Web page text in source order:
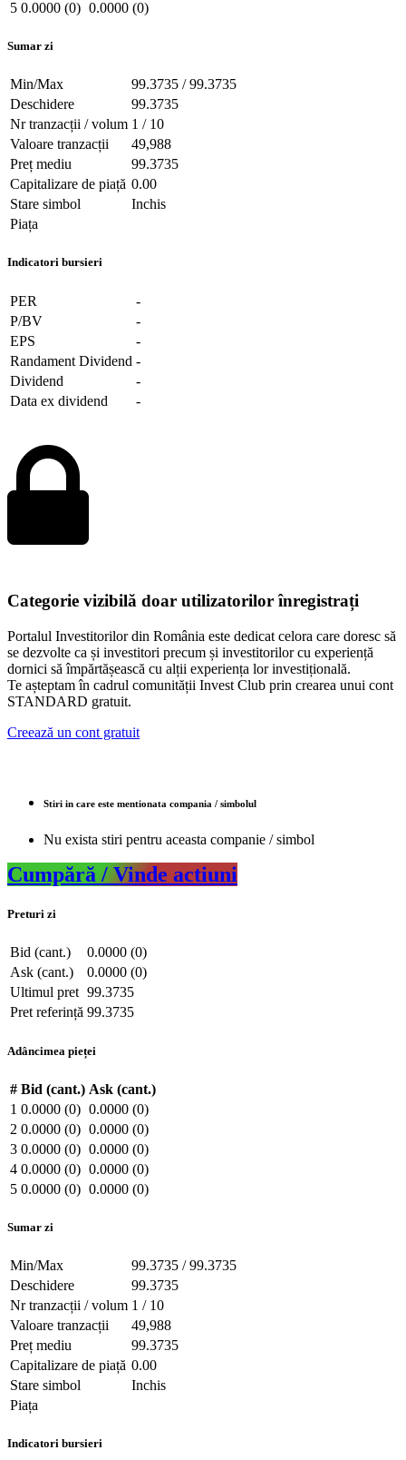
5 0.0000 (0) 0.0000 (0)
Sumar zi
Min/Max
99.3735 / 99.3735
Deschidere
99.3735
Nr tranzacții / volum 1 / 10
Valoare tranzacții
49,988
Preț mediu
99.3735
Capitalizare de piață 0.00
Stare simbol
Inchis
Piața
Indicatori bursieri
PER
-
P/BV
-
EPS
-
Randament Dividend -
Dividend
-
Data ex dividend
-
Categorie vizibilă doar utilizatorilor înregistrați
Portalul Investitorilor din România este dedicat celora care doresc să
se dezvolte ca și investitori precum și investitorilor cu experiență
dornici să împărtășească cu alții experiența lor investițională.
Te așteptam în cadrul comunității Invest Club prin crearea unui cont
STANDARD gratuit.
Creează un cont gratuit
Stiri in care este mentionata compania / simbolul
Nu exista stiri pentru aceasta companie / simbol
Cumpără / Vinde actiuni
Preturi zi
Bid (cant.)
0.0000 (0)
Ask (cant.)
0.0000 (0)
Ultimul pret 99.3735
Pret referință 99.3735
Adâncimea pieței
# Bid (cant.) Ask (cant.)
1 0.0000 (0) 0.0000 (0)
2 0.0000 (0) 0.0000 (0)
3 0.0000 (0) 0.0000 (0)
4 0.0000 (0) 0.0000 (0)
5 0.0000 (0) 0.0000 (0)
Sumar zi
Min/Max
99.3735 / 99.3735
Deschidere
99.3735
Nr tranzacții / volum 1 / 10
Valoare tranzacții
49,988
Preț mediu
99.3735
Capitalizare de piață 0.00
Stare simbol
Inchis
Piața
Indicatori bursieri